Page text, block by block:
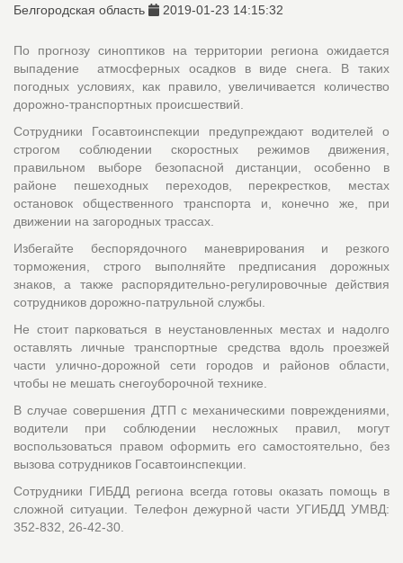
Белгородская область 2019-01-23 14:15:32
По прогнозу синоптиков на территории региона ожидается
выпадение атмосферных осадков в виде снега. В таких
погодных условиях, как правило, увеличивается количество
дорожно-транспортных происшествий.
Сотрудники Госавтоинспекции предупреждают водителей о
строгом соблюдении скоростных режимов движения,
правильном выборе безопасной дистанции, особенно в
районе пешеходных переходов, перекрестков, местах
остановок общественного транспорта и, конечно же, при
движении на загородных трассах.
Избегайте беспорядочного маневрирования и резкого
торможения, строго выполняйте предписания дорожных
знаков, а также распорядительно-регулировочные действия
сотрудников дорожно-патрульной службы.
Не стоит парковаться в неустановленных местах и надолго
оставлять личные транспортные средства вдоль проезжей
части улично-дорожной сети городов и районов области,
чтобы не мешать снегоуборочной технике.
В случае совершения ДТП с механическими повреждениями,
водители при соблюдении несложных правил, могут
воспользоваться правом оформить его самостоятельно, без
вызова сотрудников Госавтоинспекции.
Сотрудники ГИБДД региона всегда готовы оказать помощь в
сложной ситуации. Телефон дежурной части УГИБДД УМВД:
352-832, 26-42-30.